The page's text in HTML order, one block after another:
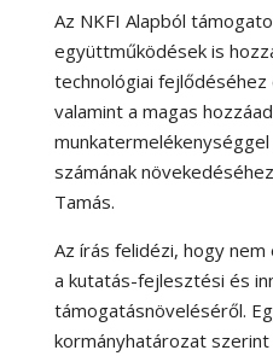
Az NKFI Alapból
együttműködések is
technológiai
valamint a magas
számának
Tamás.
Az írás felidézi, hogy
a kutatás-fejlesztési és
támogatásnöveléséről.
kormányhatározat szerint